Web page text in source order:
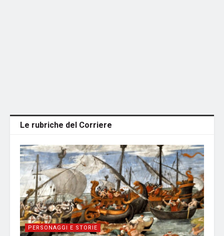
Le rubriche del Corriere
PERSONAGGI E STORIE